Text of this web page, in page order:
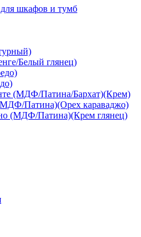
шкафов и тумб
Белый глянец)
(МДФ/Патина/Бархат)(Крем)
Патина)(Орех караваджо)
(МДФ/Патина)(Крем глянец)